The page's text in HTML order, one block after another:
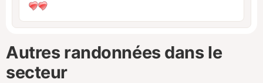
Autres randonnées dans le
secteur